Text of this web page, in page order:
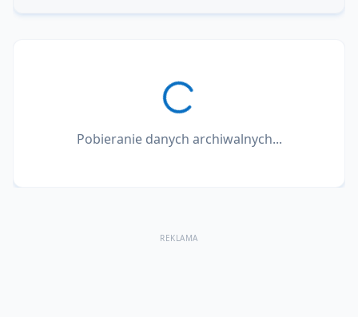
Pobieranie danych archiwalnych...
REKLAMA